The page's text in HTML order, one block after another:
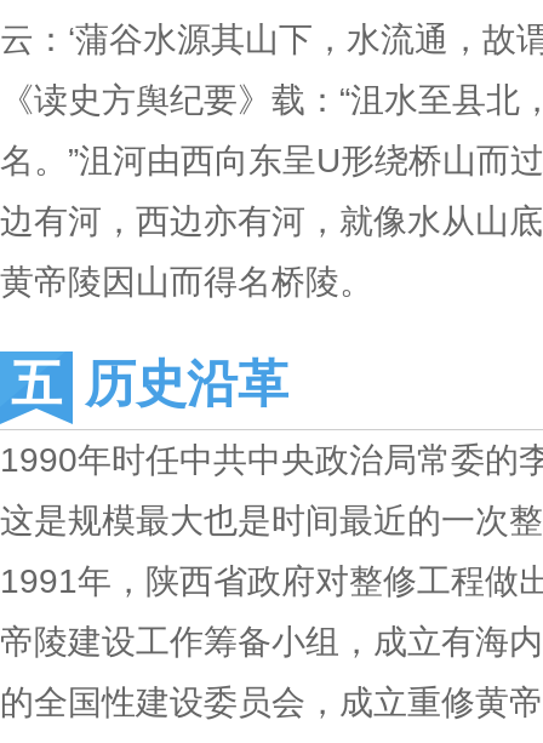
云：‘蒲谷水源其山下，水流通，故
《读史方舆纪要》载：“沮水至县
名。”沮河由西向东呈U形绕桥山而
边有河，西边亦有河，就像水从山
黄帝陵因山而得名桥陵。
历史沿革
1990年时任中共中央政治局常委的
这是规模最大也是时间最近的一次
1991年，陕西省政府对整修工程做
帝陵建设工作筹备小组，成立有海
的全国性建设委员会，成立重修黄